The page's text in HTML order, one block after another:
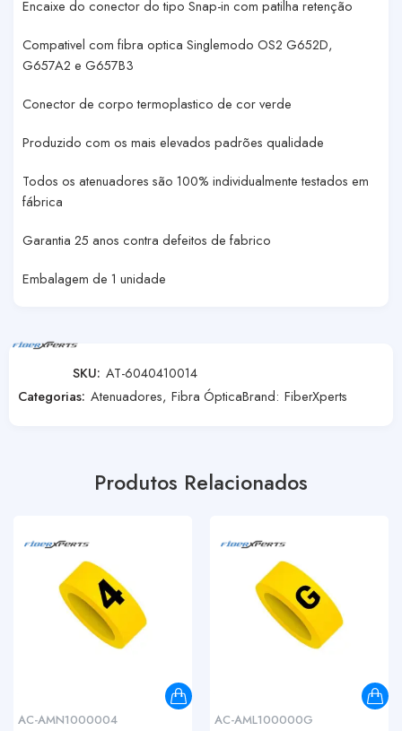
Encaixe do conector do tipo Snap-in com patilha retenção
Compativel com fibra optica Singlemodo OS2 G652D,
G657A2 e G657B3
Conector de corpo termoplastico de cor verde
Produzido com os mais elevados padrões qualidade
Todos os atenuadores são 100% individualmente testados em
fábrica
Garantia 25 anos contra defeitos de fabrico
Embalagem de 1 unidade
SKU: AT-6040410014
Categorias: Atenuadores, Fibra ÓpticaBrand: FiberXperts
Produtos Relacionados
AC-AMN1000004 AC-AML100000G